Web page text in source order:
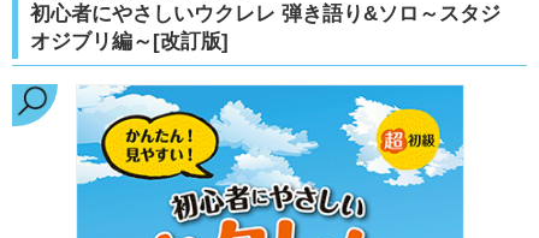
初心者にやさしいウクレレ 弾き語り&ソロ～スタジ
オジブリ編～[改訂版]